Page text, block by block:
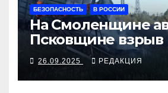
БЕЗОПАСНОСТЬ В РОССИИ
На Смоленщине
Псковщине взрыв
26.09.2025 РЕДАКЦИЯ